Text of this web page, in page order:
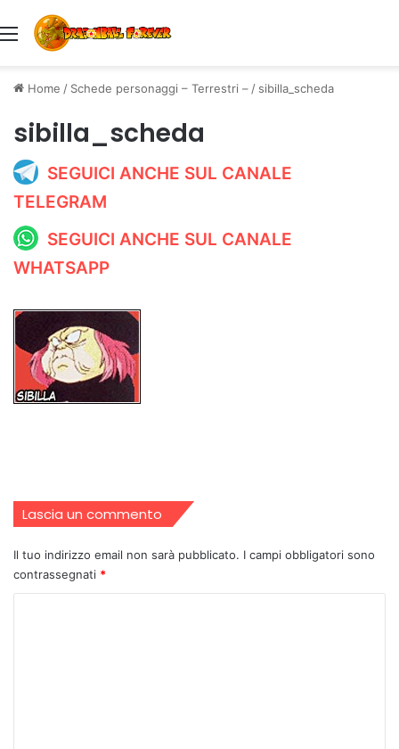
Menu
Home / Schede personaggi – Terrestri – / sibilla_scheda
sibilla_scheda
SEGUICI ANCHE SUL CANALE
TELEGRAM
SEGUICI ANCHE SUL CANALE
WHATSAPP
Lascia un commento
Il tuo indirizzo email non sarà pubblicato. I campi obbligatori sono
contrassegnati *